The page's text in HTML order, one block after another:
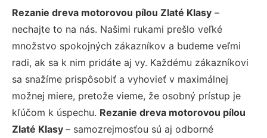
Rezanie dreva motorovou pílou Zlaté Klasy –
nechajte to na nás. Našimi rukami prešlo veľké
množstvo spokojných zákazníkov a budeme veľmi
radi, ak sa k nim pridáte aj vy. Každému zákazníkovi
sa snažíme prispôsobiť a vyhovieť v maximálnej
možnej miere, pretože vieme, že osobný prístup je
kľúčom k úspechu. Rezanie dreva motorovou pílou
Zlaté Klasy – samozrejmosťou sú aj odborné